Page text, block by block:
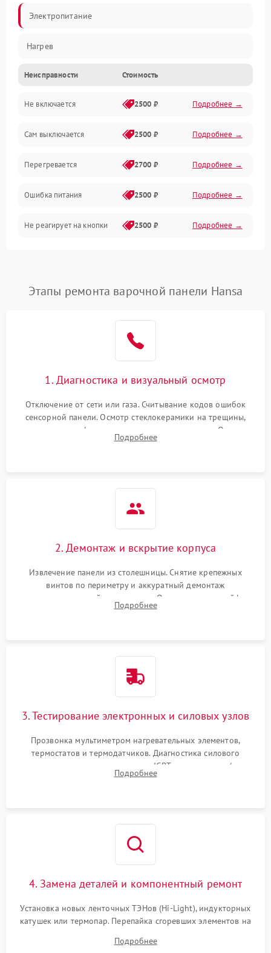
Электропитание
Нагрев
Неисправности Стоимость
Не включается 2500 ₽ Подробнее →
Сам выключается 2500 ₽ Подробнее →
Перегревается 2700 ₽ Подробнее →
Ошибка питания 2500 ₽ Подробнее →
Не реагирует на кнопки 2500 ₽ Подробнее →
Этапы ремонта варочной панели Hansa
1. Диагностика и визуальный осмотр
Отключение от сети или газа. Считывание кодов ошибок
сенсорной панели. Осмотр стеклокерамики на трещины,
проверка конфорок на равномерность нагрева. Опрос
клиента о симптомах (не включается, не видит посуду,
Подробнее
2. Демонтаж и вскрытие корпуса
Извлечение панели из столешницы. Снятие крепежных
винтов по периметру и аккуратный демонтаж
стеклокерамической поверхности. Отсоединение шлейфов
сенсорного блока для доступа к силовым платам, катушкам
Подробнее
3. Тестирование электронных и силовых узлов
Прозвонка мультиметром нагревательных элементов,
термостатов и термодатчиков. Диагностика силового
модуля, реле, диодных мостов и IGBT-транзисторов (для
индукции). Проверка кранов и газ-контроля (для газовых
Подробнее
4. Замена деталей и компонентный ремонт
Установка новых ленточных ТЭНов (Hi-Light), индукторных
катушек или термопар. Перепайка сгоревших элементов на
дорожек. Очистка контактов и замена поврежденной
Подробнее